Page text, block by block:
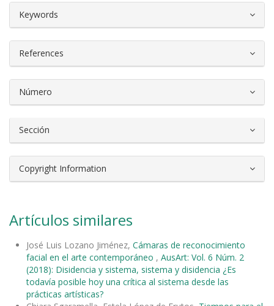
Keywords
References
Número
Sección
Copyright Information
Artículos similares
José Luis Lozano Jiménez, Cámaras de reconocimiento
facial en el arte contemporáneo , AusArt: Vol. 6 Núm. 2
(2018): Disidencia y sistema, sistema y disidencia ¿Es
todavía posible hoy una crítica al sistema desde las
prácticas artísticas?